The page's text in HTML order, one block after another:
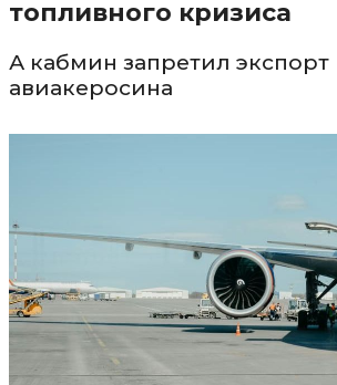
топливного кризиса
А кабмин запретил экспорт
авиакеросина